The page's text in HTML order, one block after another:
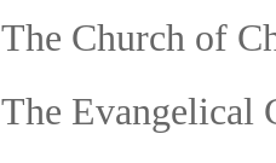
The Church of
The Evangelical